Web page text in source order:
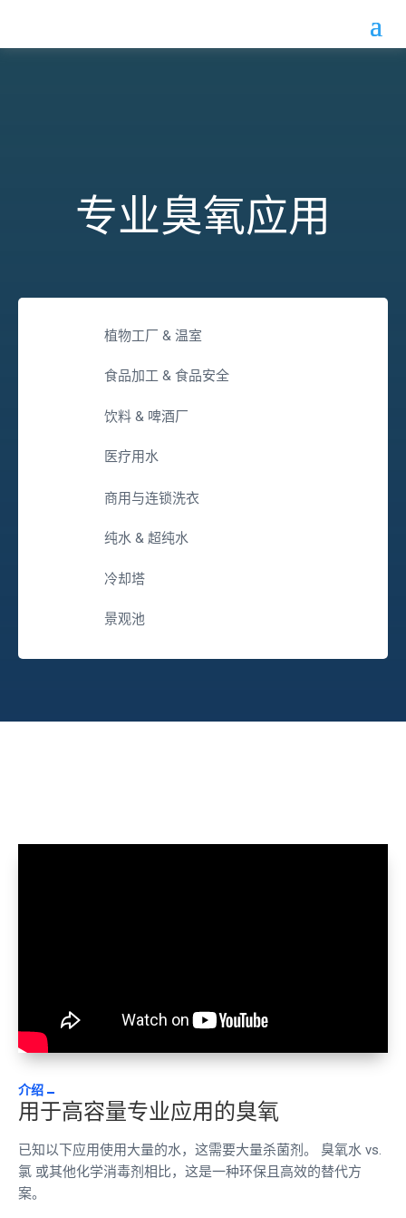
专业臭氧应用
植物工厂 & 温室
食品加工 & 食品安全
饮料 & 啤酒厂
医疗用水
商用与连锁洗衣
纯水 & 超纯水
冷却塔
景观池
介绍
用于高容量专业应用的臭氧
已知以下应用使用大量的水，这需要大量杀菌剂。 臭氧水 vs.
氯 或其他化学消毒剂相比，这是一种环保且高效的替代方
案。